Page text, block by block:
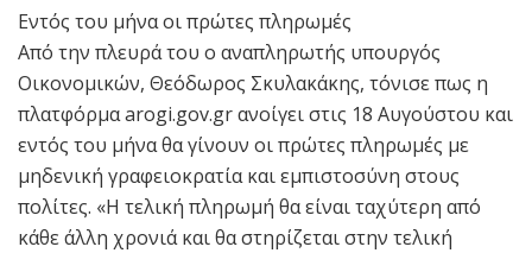
Εντός του μήνα οι πρώτες πληρωμές
Από την πλευρά του ο αναπληρωτής υπουργός
Οικονομικών, Θεόδωρος Σκυλακάκης, τόνισε πως η
πλατφόρμα arogi.gov.gr ανοίγει στις 18 Αυγούστου και
εντός του μήνα θα γίνουν οι πρώτες πληρωμές με
μηδενική γραφειοκρατία και εμπιστοσύνη στους
πολίτες. «Η τελική πληρωμή θα είναι ταχύτερη από
κάθε άλλη χρονιά και θα στηρίζεται στην τελική